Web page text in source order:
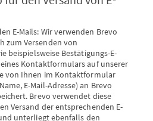
E-Mails: Wir verwenden Brevo
zum Versenden von
beispielsweise Bestätigungs-E-
Kontaktformulars auf unserer
von Ihnen im Kontaktformular
E-Mail-Adresse) an Brevo
Brevo verwendet diese
Versand der entsprechenden E-
unterliegt ebenfalls den